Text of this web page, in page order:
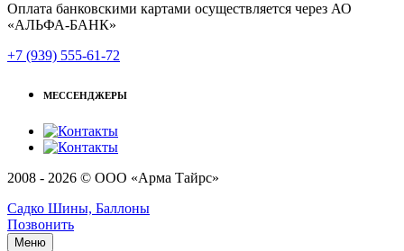
Оплата банковскими картами осуществляется через АО
«АЛЬФА-БАНК»
+7 (939) 555-61-72
МЕССЕНДЖЕРЫ
2008 - 2026 © ООО «Арма Тайрс»
Садко Шины, Баллоны
Позвонить
Меню